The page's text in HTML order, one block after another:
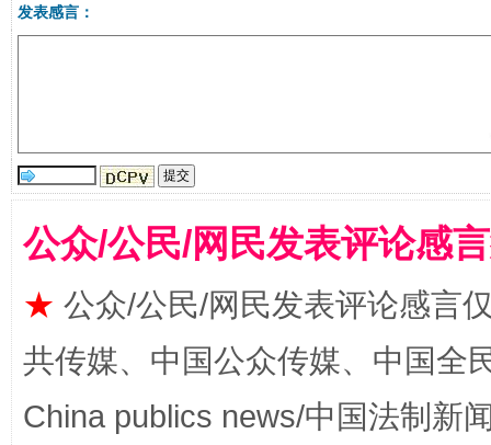
全民健身五年计划来了！等你上场
发表感言：
公众/公民/网民发表评论感
★ 公众/公民/网民发表评论感言
共传媒、中国公众传媒、中国全
China publics news/中国法制新